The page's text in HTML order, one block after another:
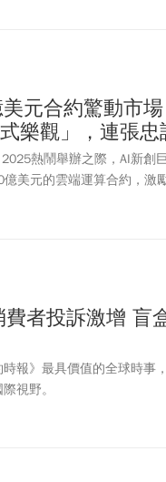
元合約驚動市
樂觀」，連張忠
熱鬧舉辦之際，AI新創
美元的雲端運算合約，激
Ellison），身價也短暫超
者投訴激增 盲
報》最具價值的全球時事
視野。